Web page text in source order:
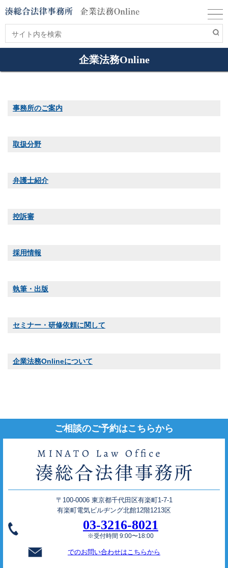
企業法務Online
事務所のご案内
取扱分野
弁護士紹介
控訴審
採用情報
執筆・出版
セミナー・研修依頼に関して
企業法務Onlineについて
ご相談のご予約はこちらから
〒100-0006 東京都千代田区有楽町1-7-1
有楽町電気ビルヂング北館12階1213区
03-3216-8021
※受付時間 9:00〜18:00
でのお問い合わせはこちらから